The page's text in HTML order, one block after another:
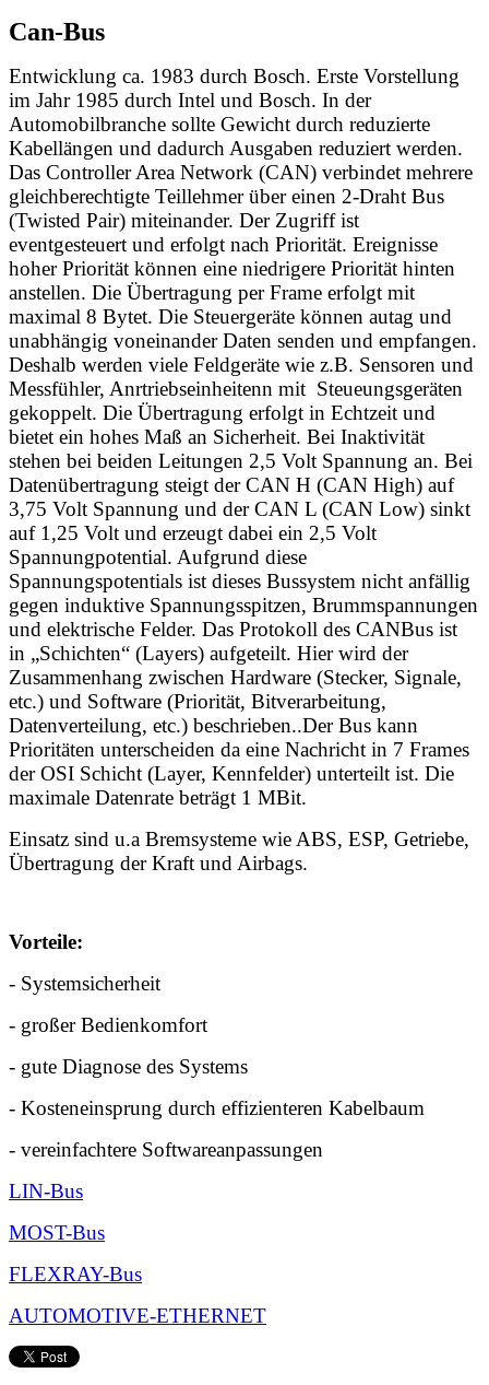
Can-Bus
Entwicklung ca. 1983 durch Bosch. Erste Vorstellung
im Jahr 1985 durch Intel und Bosch. In der
Automobilbranche sollte Gewicht durch reduzierte
Kabellängen und dadurch Ausgaben reduziert werden.
Das Controller Area Network (CAN) verbindet mehrere
gleichberechtigte Teillehmer über einen 2-Draht Bus
(Twisted Pair) miteinander. Der Zugriff ist
eventgesteuert und erfolgt nach Priorität. Ereignisse
hoher Priorität können eine niedrigere Priorität hinten
anstellen. Die Übertragung per Frame erfolgt mit
maximal 8 Bytet. Die Steuergeräte können autag und
unabhängig voneinander Daten senden und empfangen.
Deshalb werden viele Feldgeräte wie z.B. Sensoren und
Messfühler, Anrtriebseinheitenn mit Steueungsgeräten
gekoppelt. Die Übertragung erfolgt in Echtzeit und
bietet ein hohes Maß an Sicherheit. Bei Inaktivität
stehen bei beiden Leitungen 2,5 Volt Spannung an. Bei
Datenübertragung steigt der CAN H (CAN High) auf
3,75 Volt Spannung und der CAN L (CAN Low) sinkt
auf 1,25 Volt und erzeugt dabei ein 2,5 Volt
Spannungpotential. Aufgrund diese
Spannungspotentials ist dieses Bussystem nicht anfällig
gegen induktive Spannungsspitzen, Brummspannungen
und elektrische Felder. Das Protokoll des CANBus ist
in „Schichten“ (Layers) aufgeteilt. Hier wird der
Zusammenhang zwischen Hardware (Stecker, Signale,
etc.) und Software (Priorität, Bitverarbeitung,
Datenverteilung, etc.) beschrieben..Der Bus kann
Prioritäten unterscheiden da eine Nachricht in 7 Frames
der OSI Schicht (Layer, Kennfelder) unterteilt ist. Die
maximale Datenrate beträgt 1 MBit.
Einsatz sind u.a Bremsysteme wie ABS, ESP, Getriebe,
Übertragung der Kraft und Airbags.
Vorteile:
- Systemsicherheit
- großer Bedienkomfort
- gute Diagnose des Systems
- Kosteneinsprung durch effizienteren Kabelbaum
- vereinfachtere Softwareanpassungen
LIN-Bus
MOST-Bus
FLEXRAY-Bus
AUTOMOTIVE-ETHERNET